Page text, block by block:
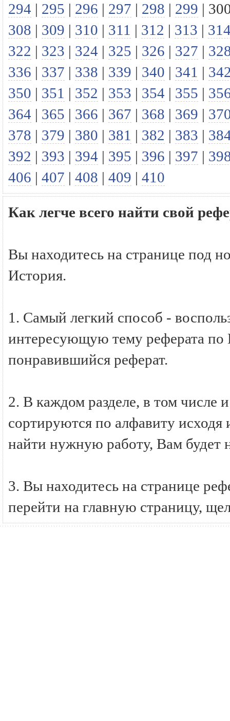
294 | 295 | 296 | 297 | 298 | 299 |
308 | 309 | 310 | 311 | 312 | 313 |
322 | 323 | 324 | 325 | 326 | 327 |
336 | 337 | 338 | 339 | 340 | 341 |
350 | 351 | 352 | 353 | 354 | 355 |
364 | 365 | 366 | 367 | 368 | 369 |
378 | 379 | 380 | 381 | 382 | 383 |
392 | 393 | 394 | 395 | 396 | 397 |
406 | 407 | 408 | 409 | 410
Как легче всего найти свой
Вы находитесь на странице под
История.
1. Самый легкий способ -
интересующую тему реферата по
понравившийся реферат.
2. В каждом разделе, в том числе
сортируются по алфавиту исходя
найти нужную работу, Вам будет
3. Вы находитесь на странице
перейти на главную страницу,